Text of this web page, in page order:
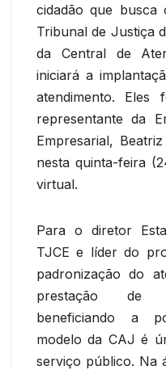
cidadão que busca
Tribunal de Justiça
da Central de
iniciará a
atendimento. Eles
representante da
Empresarial,
nesta quinta-feira
virtual.
Para o diretor
TJCE e líder do
padronização do
prestação de
beneficiando a
modelo da CAJ é
serviço público. Na